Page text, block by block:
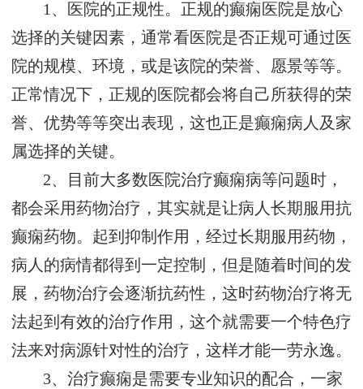
1、医院的正规性。正规的癫痫医院是放心
选择的关键因素，通常看医院是否正规可通过医
院的规模、环境，或是该院的荣誉、愿景等等。
正常情况下，正规的医院都会将自己所获得的荣
誉、优势等等突出表现，这也正是癫痫病人及家
属选择的关键。
2、目前大多数医院治疗癫痫病等问题时，
都会采用药物治疗，其实就是让病人长期服用抗
癫痫药物。起到抑制作用，经过长期服用药物，
病人的病情都得到一定控制，但是随着时间的发
展，药物治疗会逐渐抗药性，这时药物治疗将无
法起到有效的治疗作用，这个就需要一个特色疗
法来对病源针对性的治疗，这样才能一劳永逸。
3、治疗癫痫是需要专业知识的配合，一家